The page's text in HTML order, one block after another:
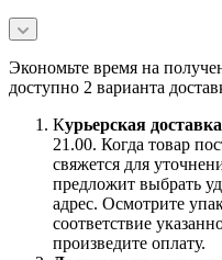
Экономьте время на
доступно 2 варианта
Курьерская
21.00. Когда товар
свяжется для
предложит выбрать
адрес. Осмотрите
соответствие
произведите оплату.